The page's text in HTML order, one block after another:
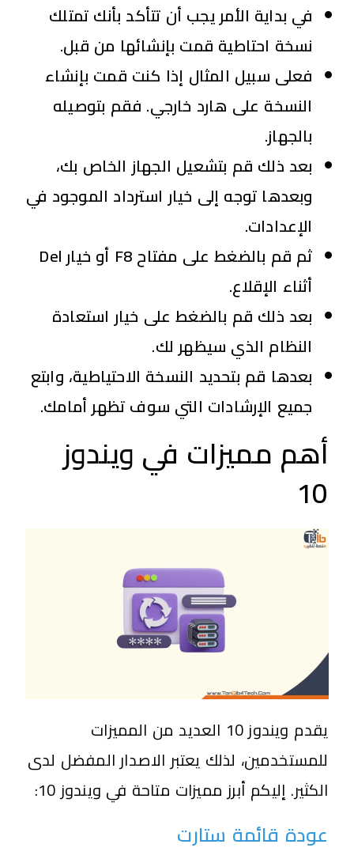
في بداية الأمر يجب أن تتأكد بأنك تمتلك
نسخة احتاطية قمت بإنشائها من قبل.
فعلى سبيل المثال إذا كنت قمت بإنشاء
النسخة على هارد خارجي. فقم بتوصيله
بالجهاز.
بعد ذلك قم بتشعيل الجهاز الخاص بك،
وبعدها توجه إلى خيار استرداد الموجود في
الإعدادات.
ثم قم بالضغط على مفتاح F8 أو خيار Del
أثناء الإقلاع.
بعد ذلك قم بالضغط على خيار استعادة
النظام الذي سيظهر لك.
بعدها قم بتحديد النسخة الاحتياطية، وابتع
جميع الإرشادات التي سوف تظهر أمامك.
أهم مميزات في ويندوز
10
يقدم ويندوز 10 العديد من المميزات
للمستخدمين، لذلك يعتبر الاصدار المفضل لدى
الكثير. إليكم أبرز مميزات متاحة في ويندوز 10:
عودة قائمة ستارت